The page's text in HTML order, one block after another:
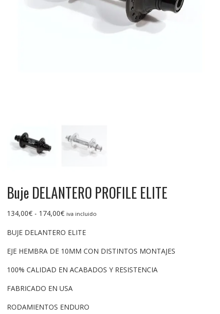
Buje DELANTERO PROFILE ELITE
134,00€ - 174,00€Rango
precios:
134,00€
hasta
iva incluido
BUJE DELANTERO ELITE
EJE HEMBRA DE 10MM CON DISTINTOS MONTAJES
100% CALIDAD EN ACABADOS Y RESISTENCIA
FABRICADO EN USA
RODAMIENTOS ENDURO